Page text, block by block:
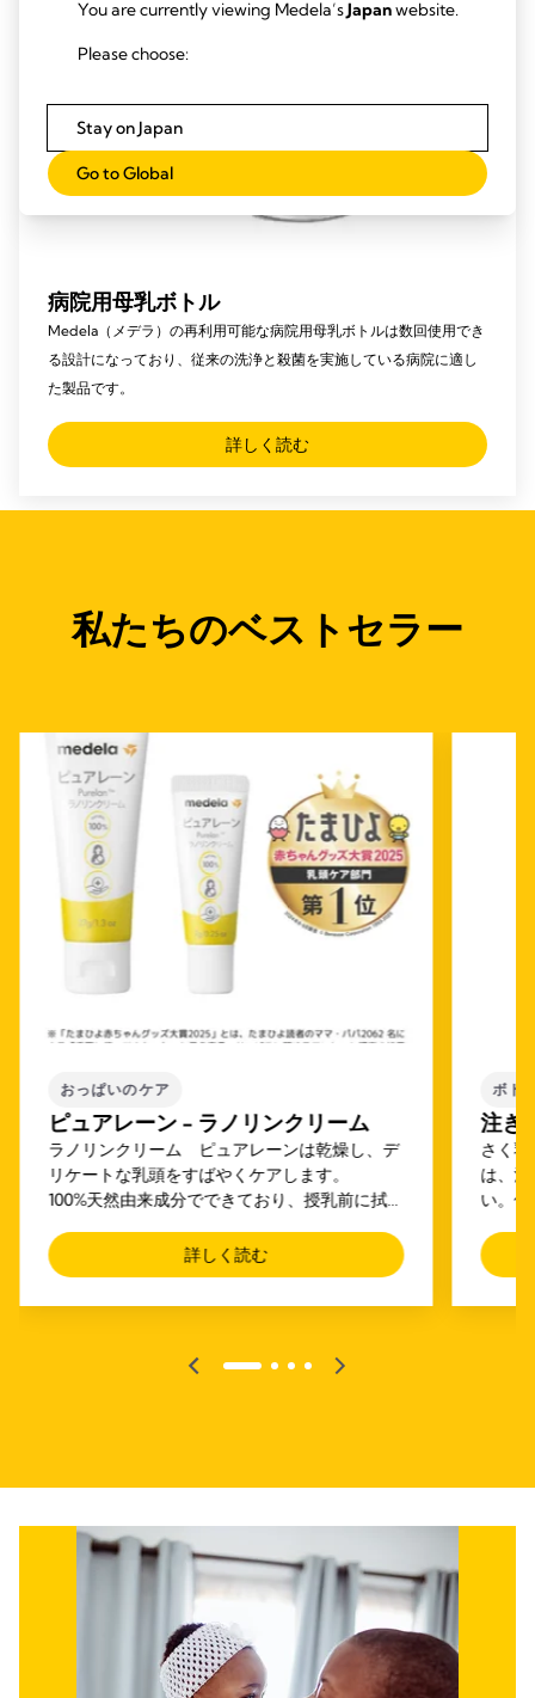
病院用母乳ボトル
Medela（メデラ）の再利用可能な病院用母乳ボトルは数回使用でき
る設計になっており、従来の洗浄と殺菌を実施している病院に適し
た製品です。
詳しく読む
私たちのベストセラー
おっぱいのケア
ピュアレーン - ラノリンクリーム
ラノリンクリーム ピュアレーンは乾燥し、デ
リケートな乳頭をすばやくケアします。
100%天然由来成分でできており、授乳前に拭き
詳しく読む
ボト
注ぎ
さく
は、
い。
You are currently viewing Medela’sJapanwebsite.
Please choose:
Stay on Japan
Go to Global